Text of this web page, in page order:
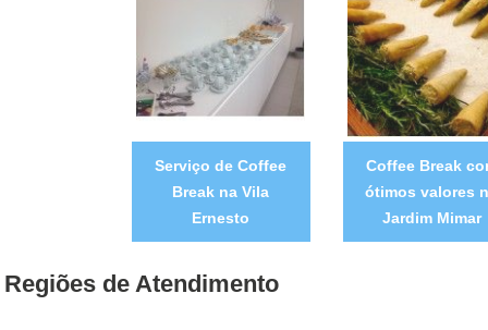
Serviço de Coffee
Break na Vila
Ernesto
Coffee Break
ótimos valores
Jardim Mimar
Regiões de Atendimento